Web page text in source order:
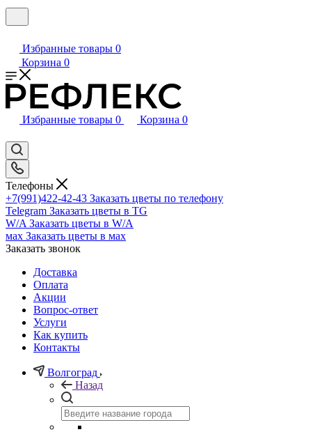
Избранные товары 0
Корзина 0
Избранные товары 0 Корзина 0
Телефоны
+7(991)422-42-43 Заказать цветы по телефону
Telegram Заказать цветы в TG
W/A Заказать цветы в W/A
мах Заказать цветы в мах
Заказать звонок
Доставка
Оплата
Акции
Вопрос-ответ
Услуги
Как купить
Контакты
Волгоград
Назад